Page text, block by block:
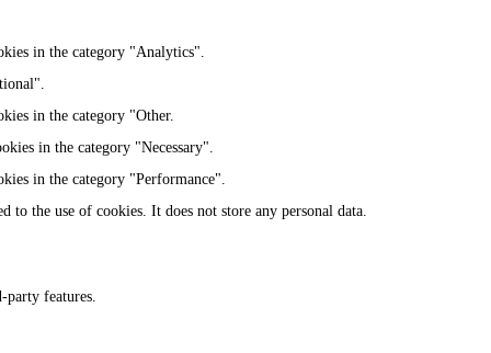
in the category "Analytics".
in the category "Other.
in the category "Necessary".
in the category "Performance".
to the use of cookies. It does not store any personal data.
features.